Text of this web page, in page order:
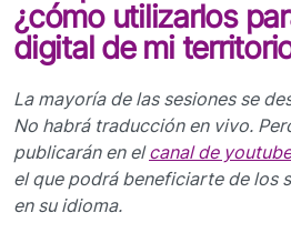
¿cómo utilizarlos
digital de mi
La mayoría de las sesiones se
No habrá traducción en vivo.
publicarán en elcanal de youtube
el que podrá beneficiarte de los
en su idioma.